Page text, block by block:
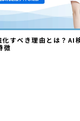
すべき理由とは？AI
徴